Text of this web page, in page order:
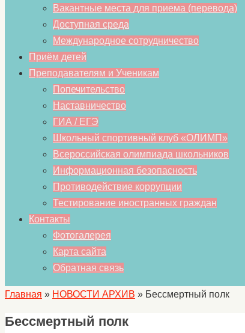
Вакантные места для приема (перевода)
Доступная среда
Международное сотрудничество
Приём детей
Преподавателям и Ученикам
Попечительство
Наставничество
ГИА / ЕГЭ
Школьный спортивный клуб «ОЛИМП»
Всероссийская олимпиада школьников
Информационная безопасность
Противодействие коррупции
Тестирование иностранных граждан
Контакты
Фотогалерея
Карта сайта
Обратная связь
Главная » НОВОСТИ АРХИВ » Бессмертный полк
Бессмертный полк